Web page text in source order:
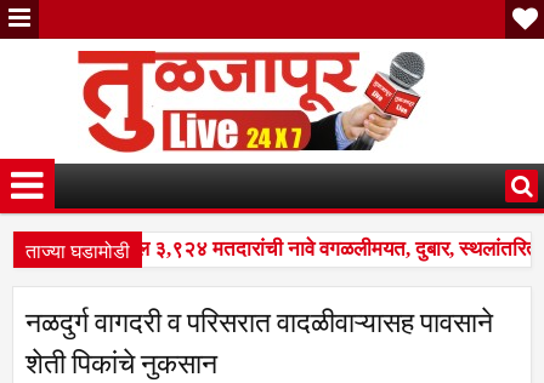
ताज्या घडामोडी
शहरातील ३,९२४ मतदारांची नावे वगळलीमयत, दुबार, स्थलांतरित
पुनरीक्षण कार्यक्रमात मोठे बदल; भारत निवडणूक आयोगाने सुधारित
शहरातील ३,९२४ मतदारांची नावे वगळलीमयत, दुबार, स्थलांतरित
नळदुर्ग वागदरी व परिसरात वादळीवाऱ्यासह पावसाने
शेती पिकांचे नुकसान